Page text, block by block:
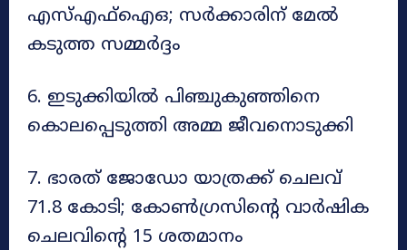
എസ്എഫ്ഐഒ; സര്‍ക്കാരിന് മേൽ
കടുത്ത സമ്മര്‍ദ്ദം
6. ഇടുക്കിയിൽ പിഞ്ചുകുഞ്ഞിനെ
കൊലപ്പെടുത്തി അമ്മ ജീവനൊടുക്കി
7. ഭാരത് ജോഡോ യാത്രക്ക് ചെലവ്
71.8 കോടി; കോണ്‍ഗ്രസിന്‍റെ വാര്‍ഷിക
ചെലവിന്റെ 15 ശതമാനം